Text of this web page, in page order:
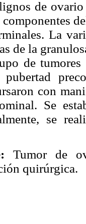
de
La
de la
de
pubertad
con
Se
se
Tumor de
quirúrgica.